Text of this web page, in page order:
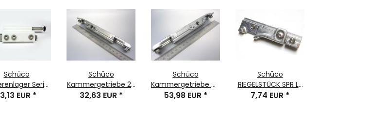
Schüco
Serie
S / AWS DIN RS
EUR *
Schüco
Kammergetriebe 23
32,63 EUR *
Schüco
Kammergetriebe 43
RS A , Bauteil-Nr.53,98 EUR *
Schüco
RIEGELSTÜCK SPR LS
A, 1 Stück, Nr.
7,74 EUR *